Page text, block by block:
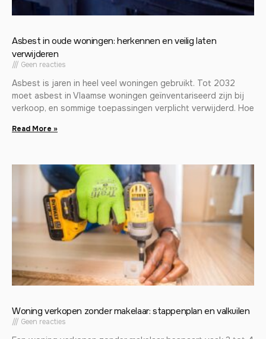
Asbest in oude woningen: herkennen en veilig laten
verwijderen
Geen reacties
Asbest is jaren in heel veel woningen gebruikt. Tot 2032
moet asbest in Vlaamse woningen geïnventariseerd zijn bij
verkoop, en sommige toepassingen verplicht verwijderd. Hoe
Read More »
Woning verkopen zonder makelaar: stappenplan en valkuilen
Geen reacties